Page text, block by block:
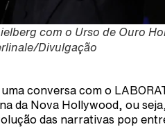
com o Urso de Ouro
Divulgação
conversa com o
da Nova Hollywood, ou
das narrativas pop